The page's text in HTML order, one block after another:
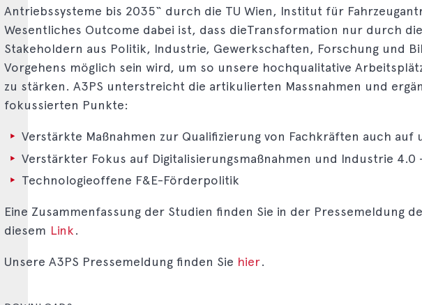
Antriebssysteme bis 2035“ durch die TU Wien, Institut für
Wesentliches Outcome dabei ist, dass dieTransformation nur durch
Stakeholdern aus Politik, Industrie, Gewerkschaften, Forschung und
Vorgehens möglich sein wird, um so unsere hochqualitative
zu stärken. A3PS unterstreicht die artikulierten Massnahmen und
fokussierten Punkte:
Verstärkte Maßnahmen zur Qualifizierung von Fachkräften auch auf
Verstärkter Fokus auf Digitalisierungsmaßnahmen und Industrie 4.0
Technologieoffene F&E-Förderpolitik
Eine Zusammenfassung der Studien finden Sie in der Pressemeldung
diesem Link.
Unsere A3PS Pressemeldung finden Sie hier.